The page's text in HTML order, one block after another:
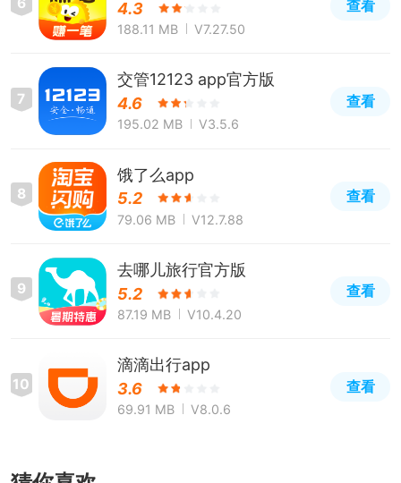
6
4.3
188.11 MB V7.27.50
查看
7
交管12123 app官方版
4.6
195.02 MB V3.5.6
查看
8
饿了么app
5.2
79.06 MB V12.7.88
查看
9
去哪儿旅行官方版
5.2
87.19 MB V10.4.20
查看
10
滴滴出行app
3.6
69.91 MB V8.0.6
查看